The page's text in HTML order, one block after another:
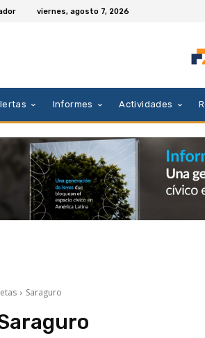
viernes, agosto 7, 2026
Informes Actividades
Saraguro